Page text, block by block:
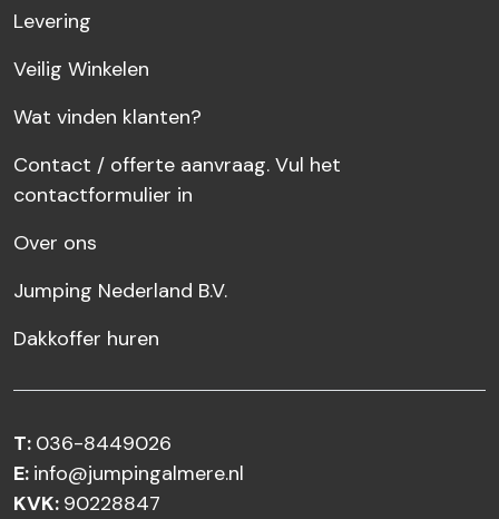
Levering
Veilig Winkelen
Wat vinden klanten?
Contact / offerte aanvraag. Vul het
contactformulier in
Over ons
Jumping Nederland B.V.
Dakkoffer huren
T: 036-8449026
E: info@jumpingalmere.nl
KVK: 90228847